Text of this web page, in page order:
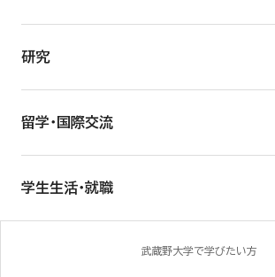
研究
留学・国際交流
学生生活・就職
武蔵野大学で学びたい方